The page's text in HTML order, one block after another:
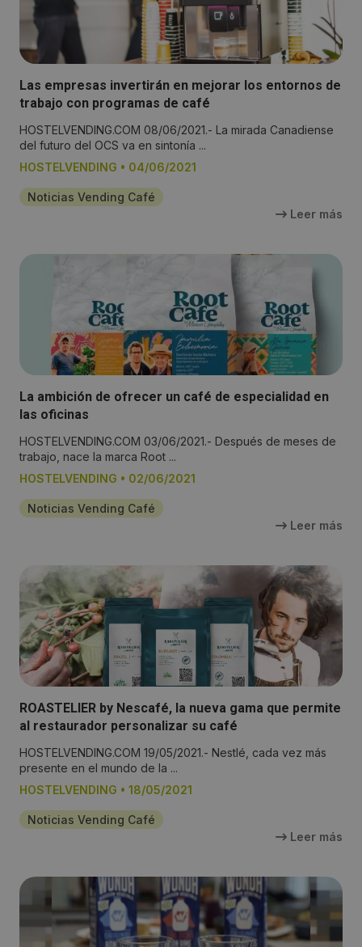
Las empresas invertirán en mejorar los entornos de
trabajo con programas de café
HOSTELVENDING.COM 08/06/2021.- La mirada Canadiense
del futuro del OCS va en sintonía ...
HOSTELVENDING • 04/06/2021
Noticias Vending Café
Leer más
La ambición de ofrecer un café de especialidad en
las oficinas
HOSTELVENDING.COM 03/06/2021.- Después de meses de
trabajo, nace la marca Root ...
HOSTELVENDING • 02/06/2021
Noticias Vending Café
Leer más
ROASTELIER by Nescafé, la nueva gama que permite
al restaurador personalizar su café
HOSTELVENDING.COM 19/05/2021.- Nestlé, cada vez más
presente en el mundo de la ...
HOSTELVENDING • 18/05/2021
Noticias Vending Café
Leer más